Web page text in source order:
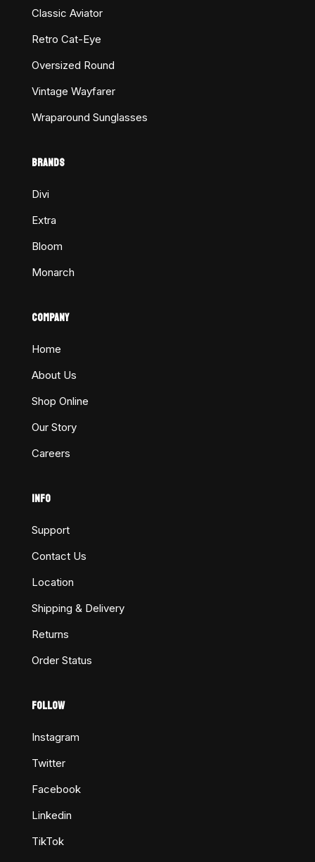
Classic Aviator
Retro Cat-Eye
Oversized Round
Vintage Wayfarer
Wraparound Sunglasses
BRANDS
Divi
Extra
Bloom
Monarch
COMPANY
Home
About Us
Shop Online
Our Story
Careers
INFO
Support
Contact Us
Location
Shipping & Delivery
Returns
Order Status
FOLLOW
Instagram
Twitter
Facebook
Linkedin
TikTok